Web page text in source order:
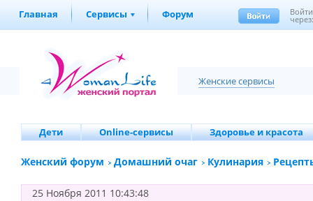
Главная Сервисы Форум Войти
Женские сервисы
Дети Online-сервисы Здоровье и красота
Женский форум Домашний очаг Кулинария
25 Ноября 2011 10:43:48